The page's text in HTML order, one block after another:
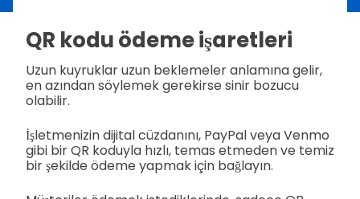
QR kodu ödeme işaretleri
Uzun kuyruklar uzun beklemeler anlamına gelir,
en azından söylemek gerekirse sinir bozucu
olabilir.
İşletmenizin dijital cüzdanını, PayPal veya Venmo
gibi bir QR koduyla hızlı, temas etmeden ve temiz
bir şekilde ödeme yapmak için bağlayın.